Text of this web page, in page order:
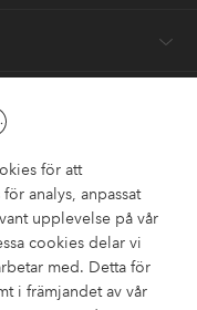
för att
analys, anpassat
upplevelse på vår
cookies delar vi
med. Detta för
i främjandet av vår
?